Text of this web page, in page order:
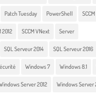
Patch Tuesday PowerShell SCCM
2012 SCCM VNext Server
SQL Serveur 2014 SQL Serveur 2016
Windows 7 Windows 8.1
Server 2012 Windows Server